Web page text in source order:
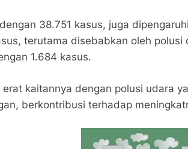
38.751 kasus, juga
terutama disebabkan oleh
1.684 kasus.
erat kaitannya dengan polusi udara
berkontribusi terhadap